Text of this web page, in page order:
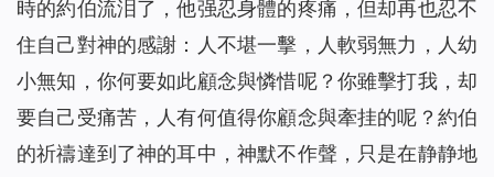
時的約伯流泪了，他强忍身體的疼痛，但却再也忍不
住自己對神的感謝：人不堪一擊，人軟弱無力，人幼
小無知，你何要如此顧念與憐惜呢？你雖擊打我，却
要自己受痛苦，人有何值得你顧念與牽挂的呢？約伯
的祈禱達到了神的耳中，神默不作聲，只是在静静地